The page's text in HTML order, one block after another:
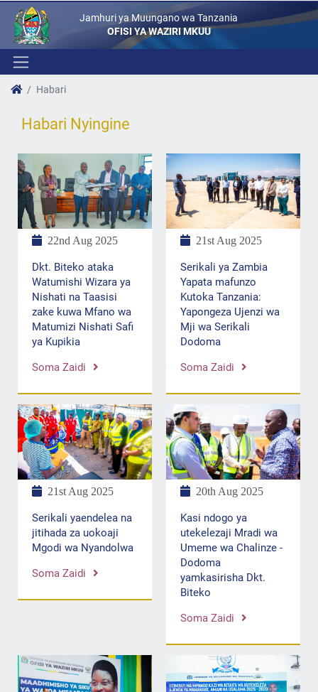
Jamhuri ya Muungano wa Tanzania
OFISI YA WAZIRI MKUU
Habari
Habari Nyingine
22nd Aug 2025
Dkt. Biteko ataka
Watumishi Wizara ya
Nishati na Taasisi
zake kuwa Mfano wa
Matumizi Nishati Safi
ya Kupikia
Soma Zaidi
21st Aug 2025
Serikali ya Zambia
Yapata mafunzo
Kutoka Tanzania:
Yapongeza Ujenzi wa
Mji wa Serikali
Dodoma
Soma Zaidi
21st Aug 2025
Serikali yaendelea na
jitihada za uokoaji
Mgodi wa Nyandolwa
Soma Zaidi
20th Aug 2025
Kasi ndogo ya
utekelezaji Mradi wa
Umeme wa Chalinze -
Dodoma
yamkasirisha Dkt.
Biteko
Soma Zaidi